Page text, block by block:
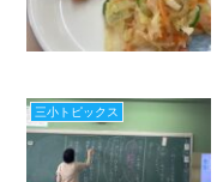
三小トピックス